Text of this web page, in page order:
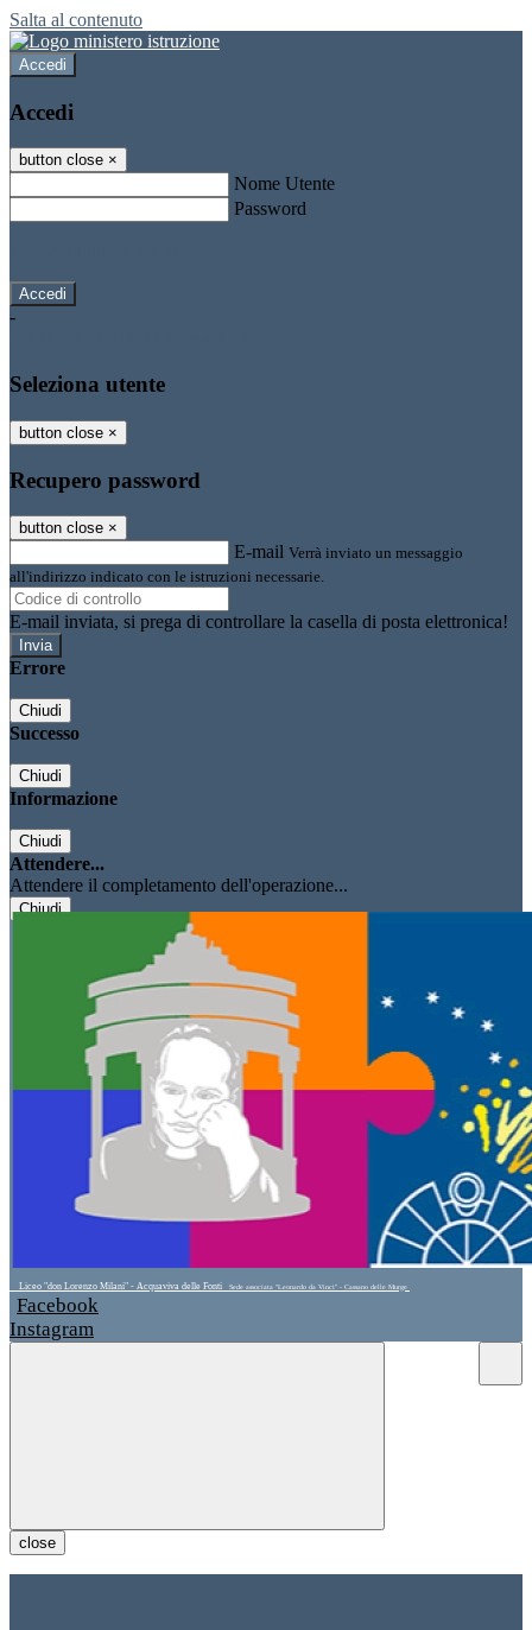
Salta al contenuto
Accedi
Accedi
button close ×
Nome Utente
Password
-
Seleziona utente
button close ×
Recupero password
button close ×
E-mail Verrà inviato un messaggio
all'indirizzo indicato con le istruzioni necessarie.
E-mail inviata, si prega di controllare la casella di posta elettronica!
Errore
Chiudi
Successo
Chiudi
Informazione
Chiudi
Attendere...
Attendere il completamento dell'operazione...
Chiudi
Liceo "don Lorenzo Milani" - Acquaviva delle Fonti Sede associata "Leonardo da Vinci" - Cassano delle Murge
Facebook
Instagram
close